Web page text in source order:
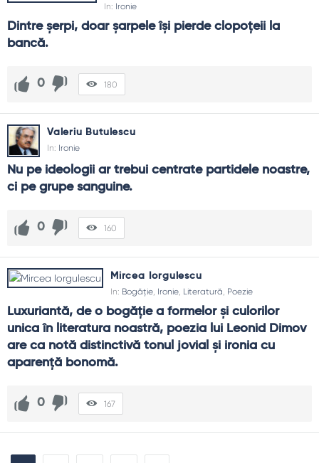
In: Ironie
Dintre şerpi, doar şarpele îşi pierde clopoţeii la
bancă.
0 180
Valeriu Butulescu
In: Ironie
Nu pe ideologii ar trebui centrate partidele noastre,
ci pe grupe sanguine.
0 160
Mircea Iorgulescu
In: Bogăție Ironie Literatură Poezie
Luxuriantă, de o bogăție a formelor și culorilor
unica în literatura noastră, poezia lui Leonid Dimov
are ca notă distinctivă tonul jovial și ironia cu
aparență bonomă.
0 167